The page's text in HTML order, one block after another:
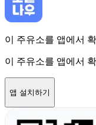
이 주유소를 앱에서
이 주유소를 앱에서
앱 설치하기